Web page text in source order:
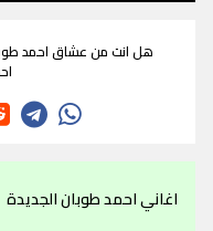
هل انت من عشاق احمد
اغاني احمد طوبان الجديدة